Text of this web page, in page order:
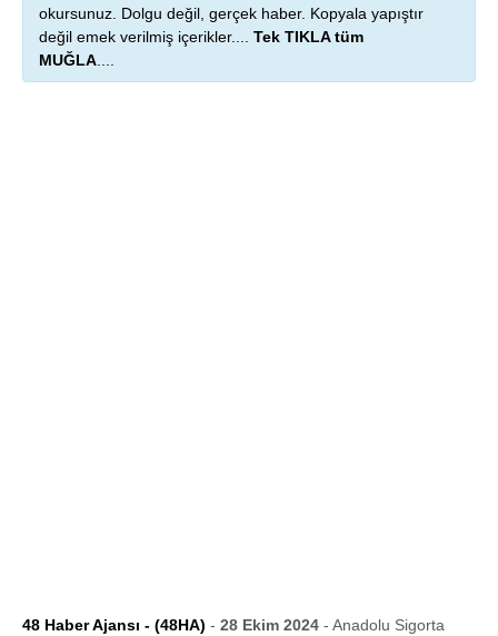
okursunuz. Dolgu değil, gerçek haber. Kopyala yapıştır
değil emek verilmiş içerikler.... Tek TIKLA tüm
MUĞLA
48 Haber Ajansı - (48HA) - 28 Ekim 2024 - Anadolu Sigorta